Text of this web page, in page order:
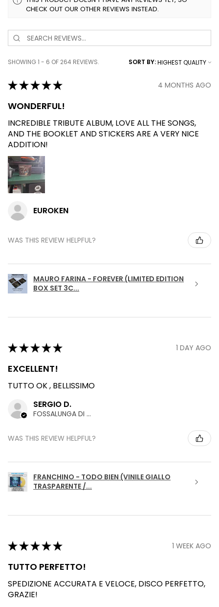
CHECK OUT OUR OTHER REVIEWS INSTEAD.
SHOWING 1 - 6 OF 264 REVIEWS. SORT BY:
★★★★★ 4 MONTHS AGO
WONDERFUL!
INCREDIBLE TRIBUTE ALBUM, LOVE ALL THE SONGS,
AND THE BOOKLET AND STICKERS ARE A VERY NICE
ADDITION!
EUROKEN
WAS THIS REVIEW HELPFUL?
MAURO FARINA - FOREVER (LIMITED EDITION
BOX SET 3C...
★★★★★ 1 DAY AGO
EXCELLENT!
TUTTO OK , BELLISSIMO
SERGIO D.
FOSSALUNGA DI VEDELAGO, TREVISO
WAS THIS REVIEW HELPFUL?
FRANCHINO - TODO BIEN (VINILE GIALLO
TRASPARENTE /...
★★★★★ 1 WEEK AGO
TUTTO PERFETTO!
SPEDIZIONE ACCURATA E VELOCE, DISCO PERFETTO,
GRAZIE!